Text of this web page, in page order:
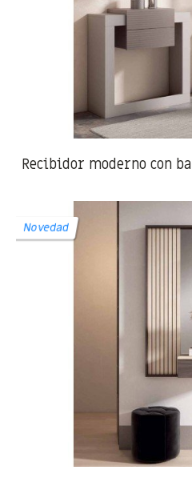
Recibidor moderno con
Novedad